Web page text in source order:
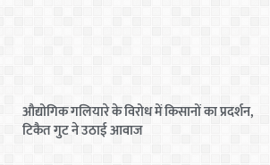
औद्योगिक गलियारे के विरोध में किसानों का प्रदर्शन,
टिकैत गुट ने उठाई आवाज